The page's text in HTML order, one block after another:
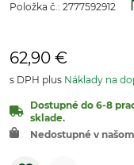
Položka č.: 2777592912
62,90 €
s DPH plus Náklady na
Dostupné do 6-8
sklade.
Nedostupné v